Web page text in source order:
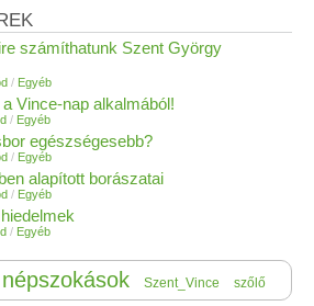
számíthatunk Szent György
/ Egyéb
Vince-nap alkalmából!
/ Egyéb
egészségesebb?
/ Egyéb
alapított borászatai
/ Egyéb
/ Egyéb
népszokások Szent_Vince szőlő